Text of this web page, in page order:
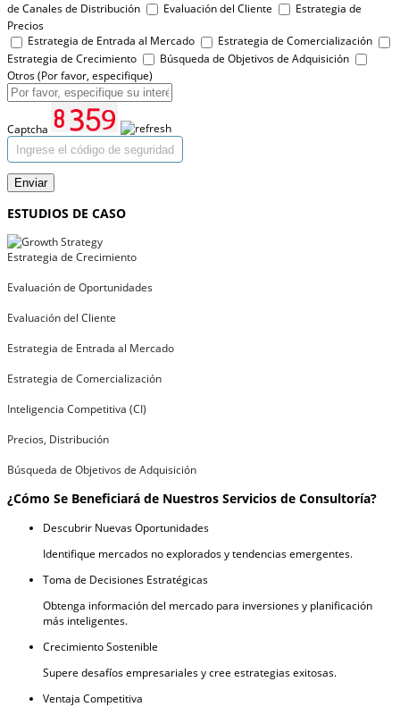
de Canales de Distribución
Evaluación del Cliente
Estrategia de
Precios
Estrategia de Entrada al Mercado
Estrategia de Comercialización
Estrategia de Crecimiento
Búsqueda de Objetivos de Adquisición
Otros (Por favor, especifique)
Captcha
Enviar
ESTUDIOS DE CASO
Estrategia de Crecimiento
Evaluación de Oportunidades
Evaluación del Cliente
Estrategia de Entrada al Mercado
Estrategia de Comercialización
Inteligencia Competitiva (CI)
Precios, Distribución
Búsqueda de Objetivos de Adquisición
¿Cómo Se Beneficiará de Nuestros Servicios de Consultoría?
Descubrir Nuevas Oportunidades
Identifique mercados no explorados y tendencias emergentes.
Toma de Decisiones Estratégicas
Obtenga información del mercado para inversiones y planificación
más inteligentes.
Crecimiento Sostenible
Supere desafíos empresariales y cree estrategias exitosas.
Ventaja Competitiva